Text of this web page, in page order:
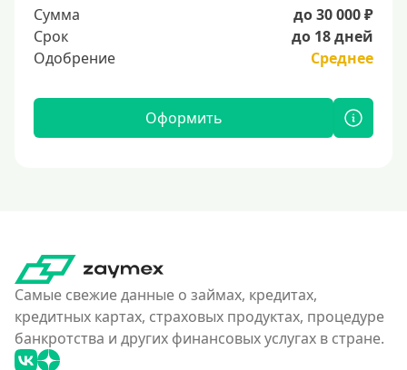
Сумма
до 30 000 ₽
Срок
до 18 дней
Одобрение
Среднее
Оформить
Самые свежие данные о займах, кредитах,
кредитных картах, страховых продуктах, процедуре
банкротства и других финансовых услугах в стране.